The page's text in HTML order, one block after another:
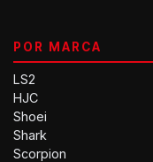
POR MARCA
LS2
HJC
Shoei
Shark
Scorpion